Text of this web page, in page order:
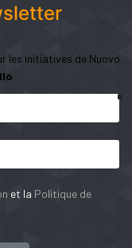
les initiatives de Nuovo
et la Politique de